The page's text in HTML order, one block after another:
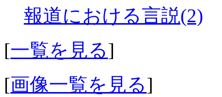
報道における言説(2)
[一覧を見る]
[画像一覧を見る]